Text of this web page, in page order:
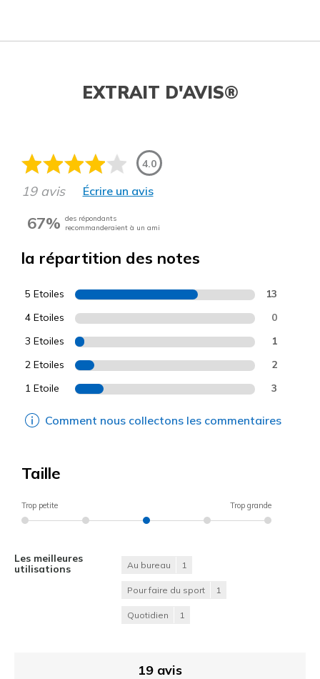
EXTRAIT D'AVIS®
4.0
19 avis Écrire un avis
67% des répondants
recommanderaient à un ami
la répartition des notes
5 Etoiles 13
4 Etoiles 0
3 Etoiles 1
2 Etoiles 2
1 Etoile 3
Comment nous collectons les commentaires
Taille
Trop petite Trop grande
Les meilleures
utilisations
Au bureau 1
Pour faire du sport 1
Quotidien 1
19 avis